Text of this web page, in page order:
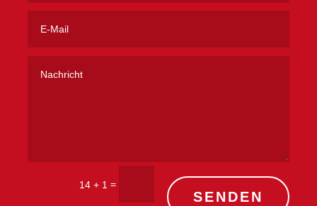
14 + 1 =
SENDEN